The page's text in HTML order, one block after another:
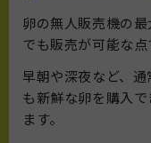
卵の無人販売機の
でも販売が可能な点
早朝や深夜など、
も新鮮な卵を購入
ます。